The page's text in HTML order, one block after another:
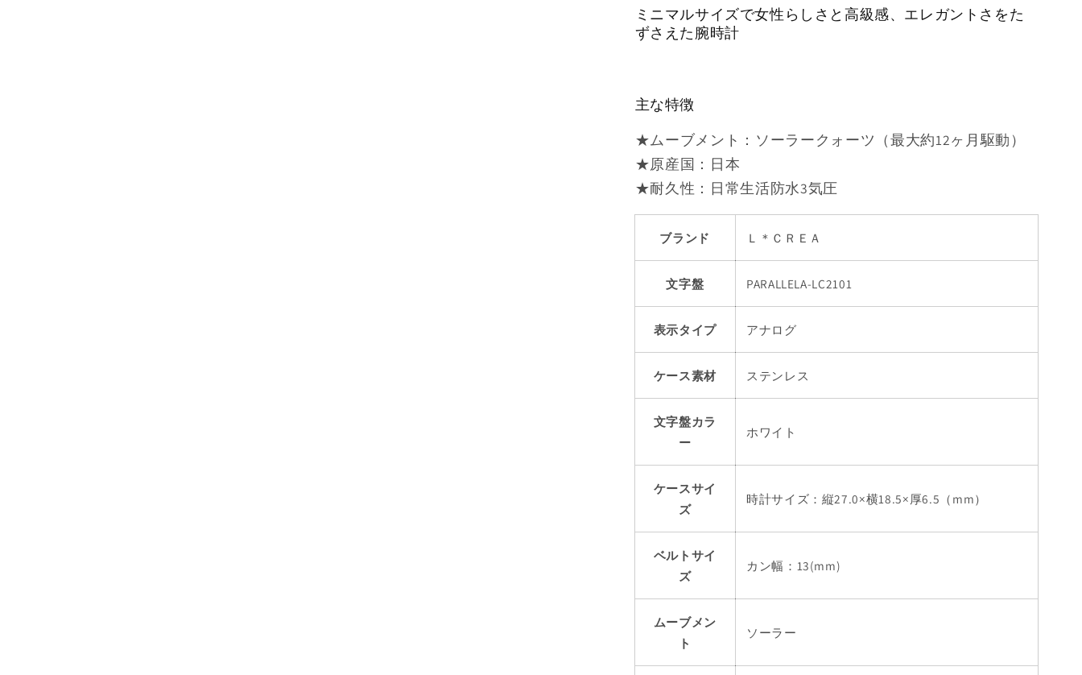
ミニマルサイズで女性らしさと高級感、エレガントさをた
ずさえた腕時計
主な特徴
★ムーブメント：ソーラークォーツ（最大約12ヶ月駆動）
★原産国：日本
★耐久性：日常生活防水3気圧
ブランド Ｌ＊ＣＲＥＡ
文字盤 PARALLELA-LC2101
表示タイプ アナログ
ケース素材 ステンレス
文字盤カラ
ー
ホワイト
ケースサイ
ズ
時計サイズ：縦27.0×横18.5×厚6.5（mm）
ベルトサイ
ズ
カン幅：13(mm)
ムーブメン
ト
ソーラー